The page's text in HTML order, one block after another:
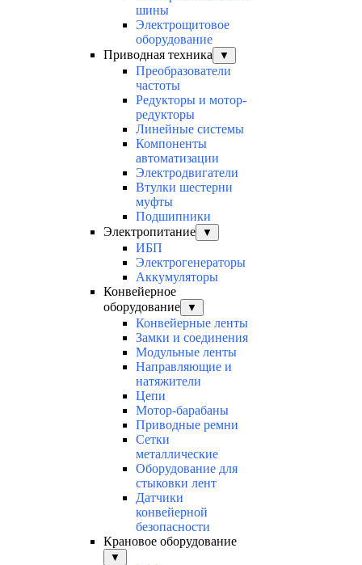
шины
Электрощитовое
оборудование
Приводная техника
▼
Преобразователи
частоты
Редукторы и мотор-
редукторы
Линейные системы
Компоненты
автоматизации
Электродвигатели
Втулки шестерни
муфты
Подшипники
Электропитание
▼
ИБП
Электрогенераторы
Аккумуляторы
Конвейерное
оборудование
▼
Конвейерные ленты
Замки и соединения
Модульные ленты
Направляющие и
натяжители
Цепи
Мотор-барабаны
Приводные ремни
Сетки
металлические
Оборудование для
стыковки лент
Датчики
конвейерной
безопасности
Крановое оборудование
▼